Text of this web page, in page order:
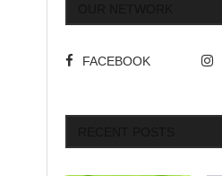
FACEBOOK